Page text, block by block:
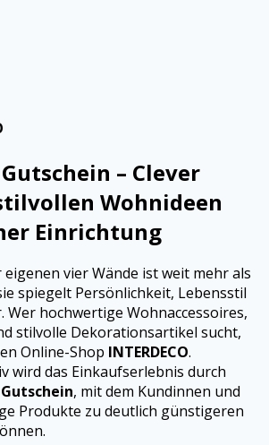
Gutschein – Clever
Wohnideen
Einrichtung
vier Wände ist weit mehr als
spiegelt Persönlichkeit, Lebensstil
Wer hochwertige Wohnaccessoires,
stilvolle Dekorationsartikel sucht,
Online-Shop INTERDECO.
wird das Einkaufserlebnis durch
Gutschein, mit dem Kundinnen und
Produkte zu deutlich günstigeren